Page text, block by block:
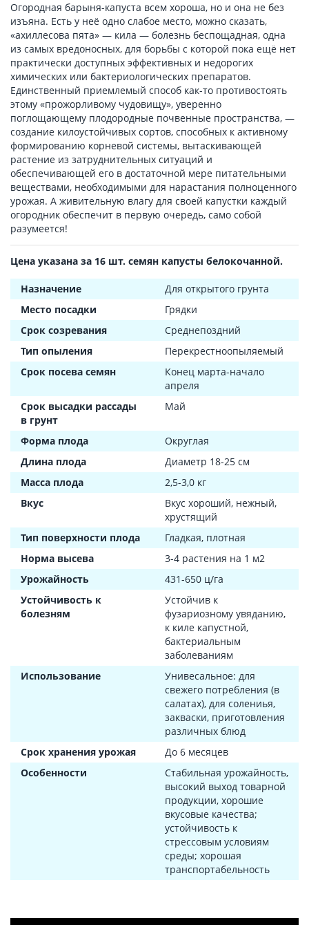
Огородная барыня-капуста всем хороша, но и она не без
изъяна. Есть у неё одно слабое место, можно сказать,
«ахиллесова пята» — кила — болезнь беспощадная, одна
из самых вредоносных, для борьбы с которой пока ещё нет
практически доступных эффективных и недорогих
химических или бактериологических препаратов.
Единственный приемлемый способ как-то противостоять
этому «прожорливому чудовищу», уверенно
поглощающему плодородные почвенные пространства, —
создание килоустойчивых сортов, способных к активному
формированию корневой системы, вытаскивающей
растение из затруднительных ситуаций и
обеспечивающей его в достаточной мере питательными
веществами, необходимыми для нарастания полноценного
урожая. А живительную влагу для своей капустки каждый
огородник обеспечит в первую очередь, само собой
разумеется!
Цена указана за 16 шт. семян капусты белокочанной.
Назначение
Для открытого грунта
Место посадки
Грядки
Срок созревания
Среднепоздний
Тип опыления
Перекрестноопыляемый
Срок посева семян
Конец марта-начало
апреля
Срок высадки рассады
в грунт
Май
Форма плода
Округлая
Длина плода
Диаметр 18-25 см
Масса плода
2,5-3,0 кг
Вкус
Вкус хороший, нежный,
хрустящий
Тип поверхности плода
Гладкая, плотная
Норма высева
3-4 растения на 1 м2
Урожайность
431-650 ц/га
Устойчивость к
болезням
Устойчив к
фузариозному увяданию,
к киле капустной,
бактериальным
заболеваниям
Использование
Унивесальное: для
свежего потребления (в
салатах), для солениья,
закваски, приготовления
различных блюд
Срок хранения урожая
До 6 месяцев
Особенности
Стабильная урожайность,
высокий выход товарной
продукции, хорошие
вкусовые качества;
устойчивость к
стрессовым условиям
среды; хорошая
транспортабельность